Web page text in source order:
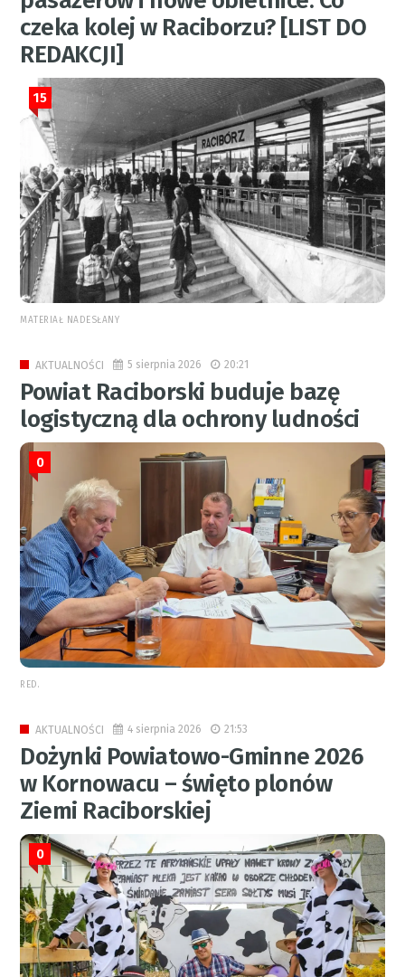
czeka kolej w Raciborzu? [LIST DO
REDAKCJI]
15
MATERIAŁ NADESŁANY
AKTUALNOŚCI 5 sierpnia 2026 20:21
Powiat Raciborski buduje bazę
logistyczną dla ochrony ludności
0
RED.
AKTUALNOŚCI 4 sierpnia 2026 21:53
Dożynki Powiatowo-Gminne 2026
w Kornowacu – święto plonów
Ziemi Raciborskiej
0